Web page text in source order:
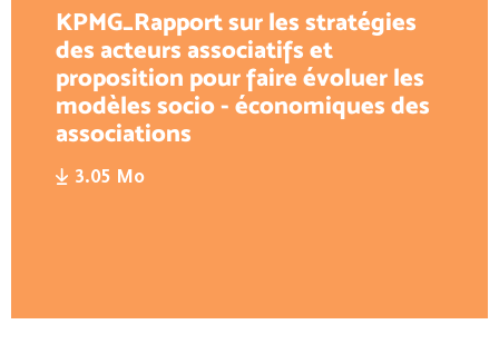
KPMG_Rapport sur les stratégies
des acteurs associatifs et
proposition pour faire évoluer les
modèles socio - économiques des
associations
3.05 Mo